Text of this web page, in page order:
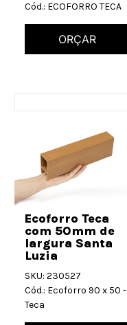
Cód.: ECOFORRO TECA
ORÇAR
Ecoforro Teca
com 50mm de
largura Santa
Luzia
SKU: 230527
Cód.: Ecoforro 90 x 50 -
Teca